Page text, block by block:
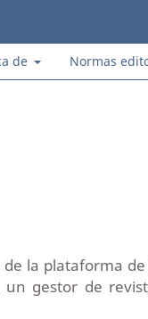
de Normas
la plataforma
un gestor de